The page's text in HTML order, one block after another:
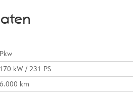
Pkw
170 kW / 231 PS
6.000 km